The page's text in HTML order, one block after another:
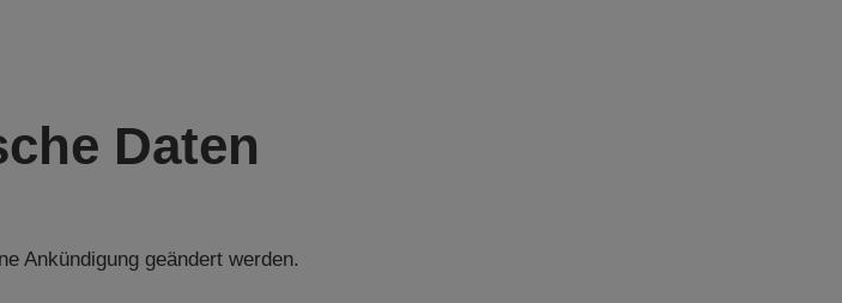
Daten
Ankündigung geändert werden.